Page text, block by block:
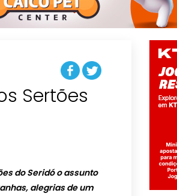
Sertões
do Seridó o assunto
alegrias de um